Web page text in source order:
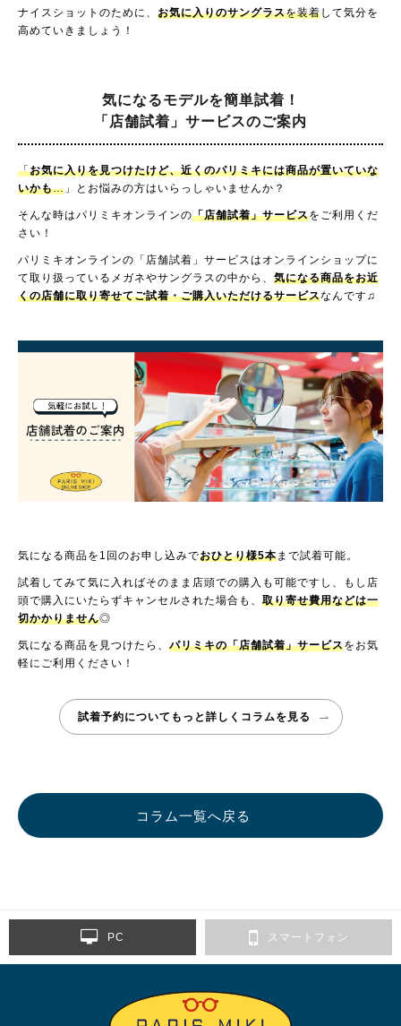
ナイスショットのために、 お気に入りのサングラスを装着して気分を
高めていきましょう！
気になるモデルを簡単試着！
「店舗試着」サービスのご案内
「お気に入りを見つけたけど、近くのパリミキには商品が置いていな
いかも… 」とお悩みの方はいらっしゃいませんか？
そんな時はパリミキオンラインの「店舗試着」サービスをご利用くだ
さい！
パリミキオンラインの「店舗試着」サービスはオンラインショップに
て取り扱っているメガネやサングラスの中から、 気になる商品をお近
くの店舗に取り寄せてご試着・ご購入いただけるサービスなんです♫
気になる商品を1回のお申し込みでおひとり様5本まで試着可能。
試着してみて気に入ればそのまま店頭での購入も可能ですし、もし店
頭で購入にいたらずキャンセルされた場合も、 取り寄せ費用などは一
切かかりません◎
気になる商品を見つけたら、 パリミキの「店舗試着」サービスをお気
軽にご利用ください！
試着予約についてもっと詳しく コラムを見る
コラム一覧へ戻る
PC スマートフォン